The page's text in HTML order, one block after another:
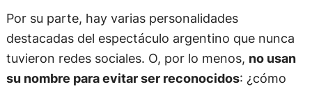
Por su parte, hay varias personalidades
destacadas del espectáculo argentino que nunca
tuvieron redes sociales. O, por lo menos, no usan
su nombre para evitar ser reconocidos: ¿cómo